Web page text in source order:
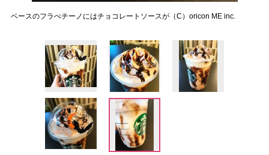
ベースのフラぺチーノにはチョコレートソースが（C）oricon ME inc.